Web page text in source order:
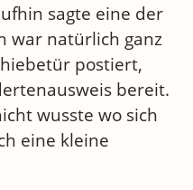
sagte eine der
war natürlich ganz
postiert,
bereit.
wusste wo sich
eine kleine